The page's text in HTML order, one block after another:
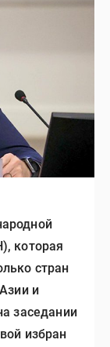
которая
стран
и
заседании
избран